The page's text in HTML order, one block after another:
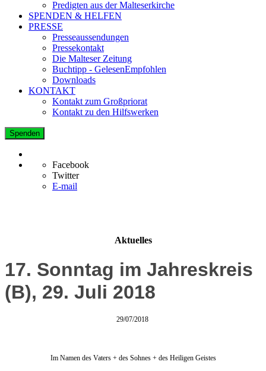
Predigten aus der Malteserkirche
SPENDEN & HELFEN
PRESSE
Presseaussendungen
Pressekontakt
Die Malteser Zeitung
Buchtipp - GelesenEmpfohlen
Downloads
KONTAKT
Kontakt zum Großpriorat
Kontakt zu den Hilfswerken
Spenden
Facebook
Twitter
E-mail
Aktuelles
17. Sonntag im Jahreskreis
(B), 29. Juli 2018
29/07/2018
Im Namen des Vaters + des Sohnes + des Heiligen Geistes